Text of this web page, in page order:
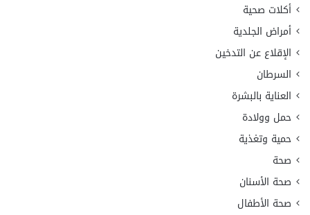
أكلات صحية
أمراض الجلدية
الإقلاع عن التدخين
السرطان
العناية بالبشرة
حمل وولادة
حمية وتغذية
صحة
صحة الأسنان
صحة الأطفال